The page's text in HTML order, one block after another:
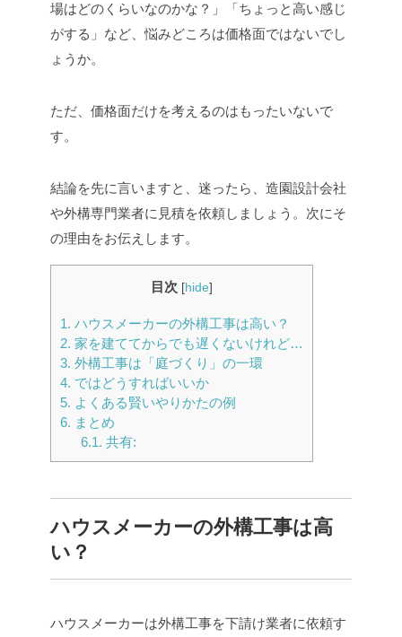
場はどのくらいなのかな？」「ちょっと高い感じ
がする」など、悩みどころは価格面ではないでし
ょうか。
ただ、価格面だけを考えるのはもったいないで
す。
結論を先に言いますと、迷ったら、造園設計会社
や外構専門業者に見積を依頼しましょう。次にそ
の理由をお伝えします。
目次 [hide]
1. ハウスメーカーの外構工事は高い？
2. 家を建ててからでも遅くないけれど…
3. 外構工事は「庭づくり」の一環
4. ではどうすればいいか
5. よくある賢いやりかたの例
6. まとめ
6.1. 共有:
ハウスメーカーの外構工事は高
い？
ハウスメーカーは外構工事を下請け業者に依頼す